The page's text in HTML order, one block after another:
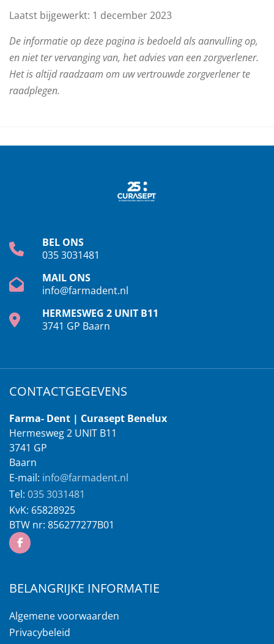
Laatst bijgewerkt: 1 december 2023
De informatie op deze pagina is bedoeld als aanvulling op,
en niet ter vervanging van, het advies van een zorgverlener.
Het is altijd raadzaam om uw vertrouwde zorgverlener te
raadplegen.
BEL ONS
035 3031481
MAIL ONS
info@farmadent.nl
HERMESWEG 2 UNIT B11
3741 GP Baarn
CONTACTGEGEVENS
Farma- Dent | Curasept Benelux
Hermesweg 2 UNIT B11
3741 GP
Baarn
E-mail: info@farmadent.nl
Tel: 035 3031481
KvK: 65828925
BTW nr: 856277277B01
BELANGRIJKE INFORMATIE
Algemene voorwaarden
Privacybeleid